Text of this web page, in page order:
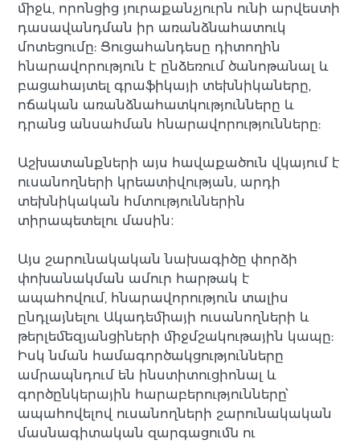
միջև, որոնցից յուրաքանչյուրն ունի արվեստի
դասավանդման իր առանձնահատուկ
մոտեցումը: Ցուցահանդեսը դիտողին
հնարավորություն է ընձեռում ծանոթանալ և
բացահայտել գրաֆիկայի տեխնիկաները,
ոճական առանձնահատկությունները և
դրանց անսահման հնարավորությունները:
Աշխատանքների այս հավաքածուն վկայում է
ուսանողների կրեատիվության, արդի
տեխնիկական հմտություններին
տիրապետելու մասին։
Այս շարունակական նախագիծը փորձի
փոխանակման ամուր հարթակ է
ապահովում, հնարավորություն տալիս
ընդլայնելու Ակադեմիայի ուսանողների և
թերլեմեզյանցիների միջմշակութային կապը:
Իսկ նման համագործակցությունները
ամրապնդում են ինստիտուցիոնալ և
գործընկերային հարաբերությունները՝
ապահովելով ուսանողների շարունակական
մասնագիտական զարգացումն ու